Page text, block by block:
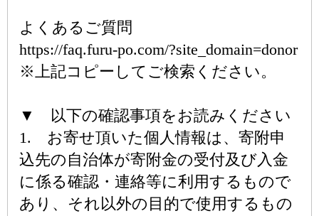
よくあるご質問
https://faq.furu-po.com/?site_domain=donor
※上記コピーしてご検索ください。
▼ 以下の確認事項をお読みください
1. お寄せ頂いた個人情報は、寄附申
込先の自治体が寄附金の受付及び入金
に係る確認・連絡等に利用するもので
あり、それ以外の目的で使用するもの